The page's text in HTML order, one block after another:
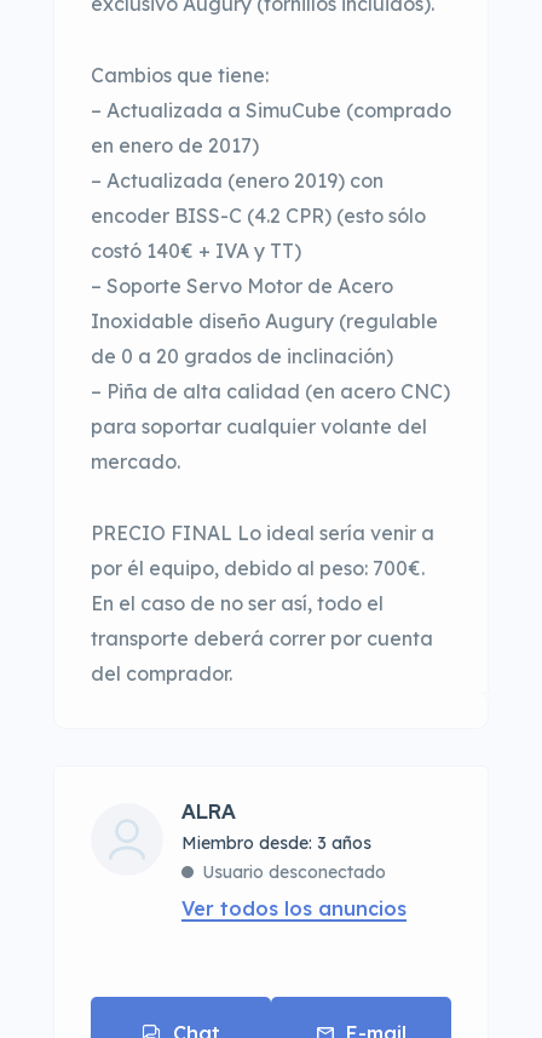
Cambios que tiene:
– Actualizada a SimuCube (comprado
en enero de 2017)
– Actualizada (enero 2019) con
encoder BISS-C (4.2 CPR) (esto sólo
costó 140€ + IVA y TT)
– Soporte Servo Motor de Acero
Inoxidable diseño Augury (regulable
de 0 a 20 grados de inclinación)
– Piña de alta calidad (en acero CNC)
para soportar cualquier volante del
mercado.
PRECIO FINAL Lo ideal sería venir a
por él equipo, debido al peso: 700€.
En el caso de no ser así, todo el
transporte deberá correr por cuenta
del comprador.
ALRA
Miembro desde: 3 años
Usuario desconectado
Ver todos los anuncios
Chat E-mail